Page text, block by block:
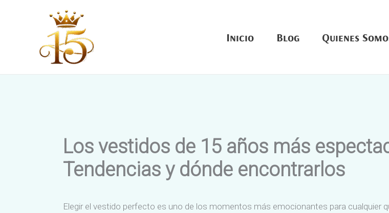
Inicio Blog Quienes
Los vestidos de 15 años más
Tendencias y dónde encontrarlos
Elegir el vestido perfecto es uno de los momentos más emocionantes para cualquier